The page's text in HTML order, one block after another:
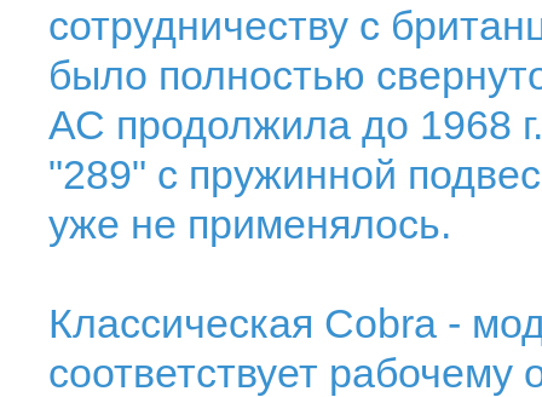
сотрудничеству с
было полностью
АС продолжила до 1968
"289" с пружинной
уже не применялось.
Классическая Cobra -
соответствует рабочему